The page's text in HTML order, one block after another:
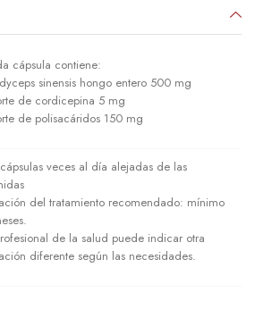
cápsula contiene:
sinensis hongo entero 500 mg
de cordicepina 5 mg
de polisacáridos 150 mg
veces al día alejadas de las
del tratamiento recomendado: mínimo
de la salud puede indicar otra
diferente según las necesidades.